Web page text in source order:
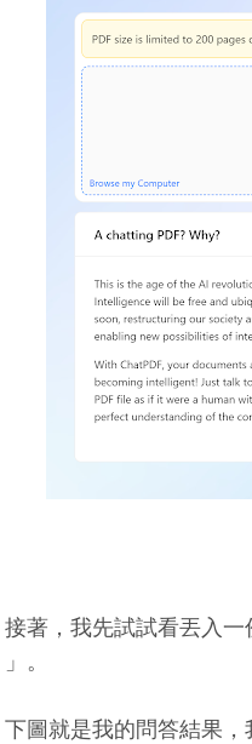
接著，我先試試看丟入一
」。
下圖就是我的問答結果